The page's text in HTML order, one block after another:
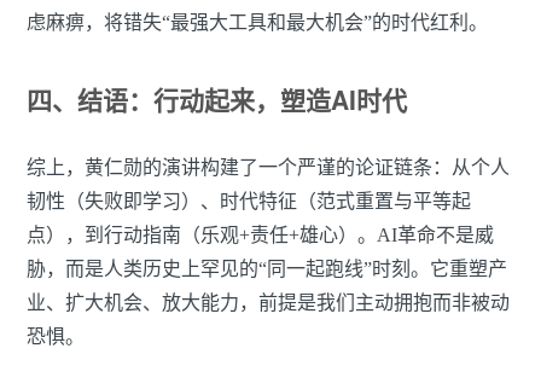
虑麻痹，将错失“最强大工具和最大机会”的时代红利。
四、结语：行动起来，塑造AI时代
综上，黄仁勋的演讲构建了一个严谨的论证链条：从个人
韧性（失败即学习）、时代特征（范式重置与平等起
点），到行动指南（乐观+责任+雄心）。AI革命不是威
胁，而是人类历史上罕见的“同一起跑线”时刻。它重塑产
业、扩大机会、放大能力，前提是我们主动拥抱而非被动
恐惧。